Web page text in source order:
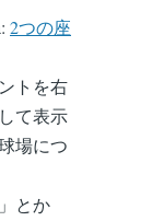
2つの座
トを右
て表示
場につ
とか